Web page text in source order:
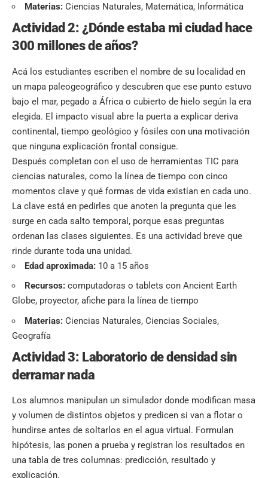
Materias: Ciencias Naturales, Matemática, Informática
Actividad 2: ¿Dónde estaba mi ciudad hace
300 millones de años?
Acá los estudiantes escriben el nombre de su localidad en
un mapa paleogeográfico y descubren que ese punto estuvo
bajo el mar, pegado a África o cubierto de hielo según la era
elegida. El impacto visual abre la puerta a explicar deriva
continental, tiempo geológico y fósiles con una motivación
que ninguna explicación frontal consigue.
Después completan con el uso de herramientas TIC para
ciencias naturales, como la línea de tiempo con cinco
momentos clave y qué formas de vida existían en cada uno.
La clave está en pedirles que anoten la pregunta que les
surge en cada salto temporal, porque esas preguntas
ordenan las clases siguientes. Es una actividad breve que
rinde durante toda una unidad.
Edad aproximada: 10 a 15 años
Recursos: computadoras o tablets con Ancient Earth
Globe, proyector, afiche para la línea de tiempo
Materias: Ciencias Naturales, Ciencias Sociales,
Geografía
Actividad 3: Laboratorio de densidad sin
derramar nada
Los alumnos manipulan un simulador donde modifican masa
y volumen de distintos objetos y predicen si van a flotar o
hundirse antes de soltarlos en el agua virtual. Formulan
hipótesis, las ponen a prueba y registran los resultados en
una tabla de tres columnas: predicción, resultado y
explicación.